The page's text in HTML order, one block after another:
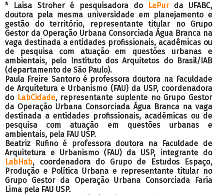
* Laisa Stroheré pesquisadora do LePurda UFABC,
doutora pela mesma universidade em planejamento e
gestão do território, representante titular no Grupo
Gestor da Operação Urbana Consorciada Água Branca na
vaga destinada a entidades profissionais, acadêmicas ou
de pesquisa com atuação em questões urbanas e
ambientais, pelo Instituto dos Arquitetos do Brasil/IAB
(departamento de São Paulo).
Paula Freire Santoroé professora doutora na Faculdade
de Arquitetura e Urbanismo (FAU) da USP, coordenadora
do LabCidade, representante suplente no Grupo Gestor
da Operação Urbana Consorciada Água Branca na vaga
destinada a entidades profissionais, acadêmicas ou de
pesquisa com atuação em questões urbanas e
ambientais, pela FAU USP.
Beatriz Rufinoé professora doutora na Faculdade de
Arquitetura e Urbanismo (FAU) da USP, integrante do
LabHab, coordenadora do Grupo de Estudos Espaço,
Produção e Política Urbana e representante titular no
Grupo Gestor da Operação Urbana Consorciada Faria
Lima pela FAU USP.